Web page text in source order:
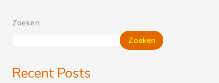
Zoeken
Zoeken
Recent Posts